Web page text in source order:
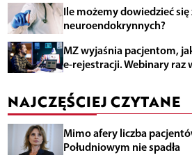
Ile możemy dowiedzieć
neuroendokrynnych?
MZ wyjaśnia pacjentom,
e-rejestracji. Webinary raz
NAJCZĘŚCIEJ CZYTANE
Mimo afery liczba
Południowym nie spadła